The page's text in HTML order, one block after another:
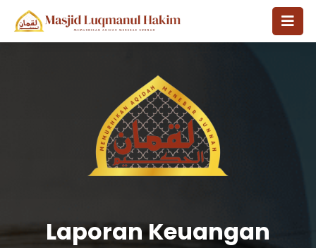
Laporan Keuangan